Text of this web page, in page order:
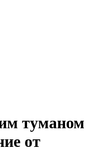
туманом
от